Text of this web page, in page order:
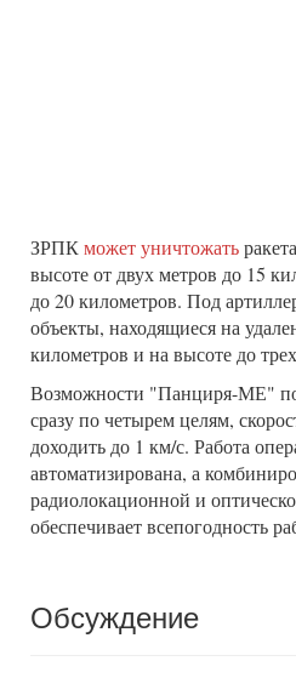
ЗРПКможет уничтожать
высоте от двух метров до 15
до 20 километров. Под
объекты, находящиеся на
километров и на высоте до
Возможности "Панциря-МЕ"
сразу по четырем целям,
доходить до 1 км/с. Работа
автоматизирована, а
радиолокационной и
обеспечивает всепогодность
Обсуждение